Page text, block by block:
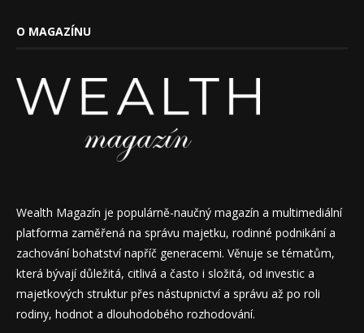
O MAGAZÍNU
Wealth Magazín je populárně-naučný magazín a multimediální
platforma zaměřená na správu majetku, rodinné podnikání a
zachování bohatství napříč generacemi. Věnuje se tématům,
která bývají důležitá, citlivá a často i složitá, od investic a
majetkových struktur přes nástupnictví a správu až po roli
rodiny, hodnot a dlouhodobého rozhodování.